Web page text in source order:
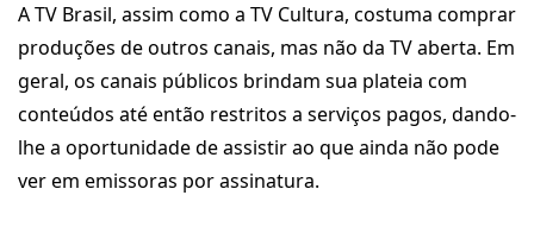
A TV Brasil, assim como a TV Cultura, costuma comprar
produções de outros canais, mas não da TV aberta. Em
geral, os canais públicos brindam sua plateia com
conteúdos até então restritos a serviços pagos, dando-
lhe a oportunidade de assistir ao que ainda não pode
ver em emissoras por assinatura.